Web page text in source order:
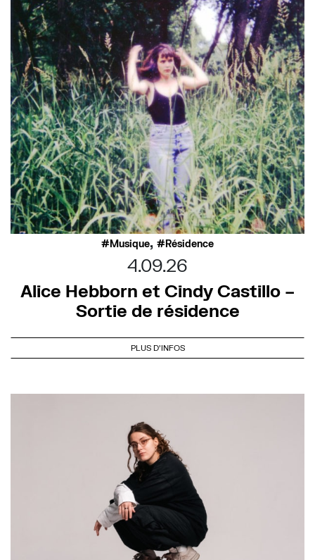
Musique, Résidence
4.09.26
Alice Hebborn et Cindy Castillo –
Sortie de résidence
PLUS D'INFOS